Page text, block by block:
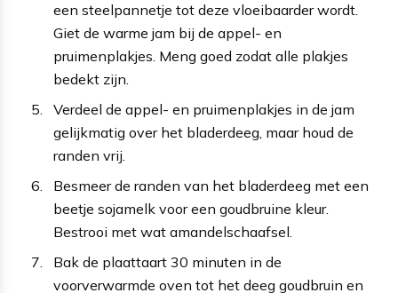
een steelpannetje tot deze vloeibaarder wordt.
Giet de warme jam bij de appel- en
pruimenplakjes. Meng goed zodat alle plakjes
bedekt zijn.
Verdeel de appel- en pruimenplakjes in de jam
gelijkmatig over het bladerdeeg, maar houd de
randen vrij.
Besmeer de randen van het bladerdeeg met een
beetje sojamelk voor een goudbruine kleur.
Bestrooi met wat amandelschaafsel.
Bak de plaattaart 30 minuten in de
voorverwarmde oven tot het deeg goudbruin en